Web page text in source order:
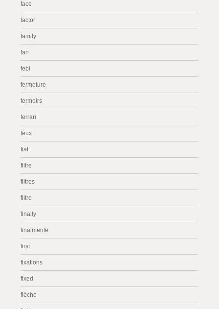
face
factor
family
fari
febi
fermeture
fermoirs
ferrari
feux
fiat
filtre
filtres
filtro
finally
finalmente
first
fixations
fixed
flèche